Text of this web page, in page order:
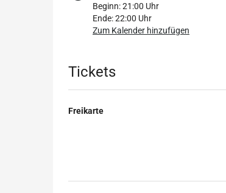
Beginn:21:00 Uhr
Ende:22:00 Uhr
Zum Kalender hinzufügen
Produkte
Tickets
Freikarte